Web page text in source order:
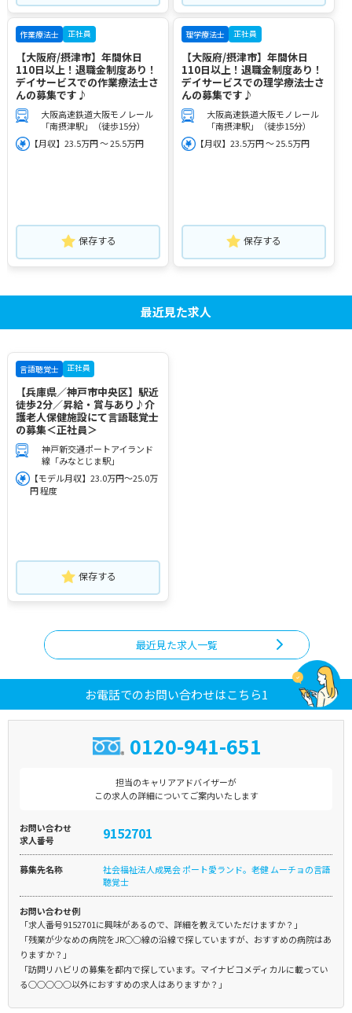
作業療法士 正社員
【大阪府/摂津市】年間休日
110日以上！退職金制度あり！
デイサービスでの作業療法士さ
んの募集です♪
大阪高速鉄道大阪モノレール
「南摂津駅」（徒歩15分）
【月収】23.5万円 ～ 25.5万円
保存する
理学療法士 正社員
【大阪府/摂津市】年間休日
110日以上！退職金制度あり！
デイサービスでの理学療法士さ
んの募集です♪
大阪高速鉄道大阪モノレール
「南摂津駅」（徒歩15分）
【月収】23.5万円 ～ 25.5万円
保存する
最近見た求人
言語聴覚士 正社員
【兵庫県／神戸市中央区】駅近
徒歩2分／昇給・賞与あり♪介
護老人保健施設にて言語聴覚士
の募集＜正社員＞
神戸新交通ポートアイランド
線「みなとじま駅」
【モデル月収】23.0万円～25.0万
円 程度
保存する
最近見た求人一覧
お電話でのお問い合わせはこちら1
0120-941-651
担当のキャリアアドバイザーが
この求人の詳細についてご案内いたします
お問い合わせ
求人番号
9152701
募集先名称
社会福祉法人成晃会 ポート愛ランド。老健 ムーチョの言語
聴覚士
お問い合わせ例
「求人番号9152701に興味があるので、詳細を教えていただけますか？」
「残業が少なめの病院をJR○○線の沿線で探していますが、おすすめの病院はあ
りますか？」
「訪問リハビリの募集を都内で探しています。マイナビコメディカルに載ってい
る○○○○○以外におすすめの求人はありますか？」